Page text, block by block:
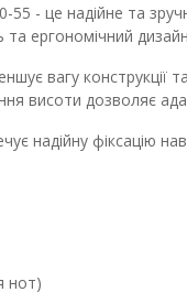
- це надійне та
та ергономічний
вагу конструкції
висоти дозволяє
надійну фіксацію
нот)